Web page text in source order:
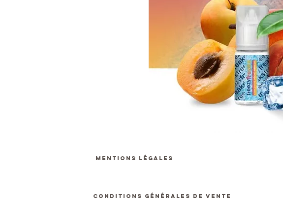
MENTIONS LÉGALES
CONDITIONS GÉNÉRALES DE VENTE